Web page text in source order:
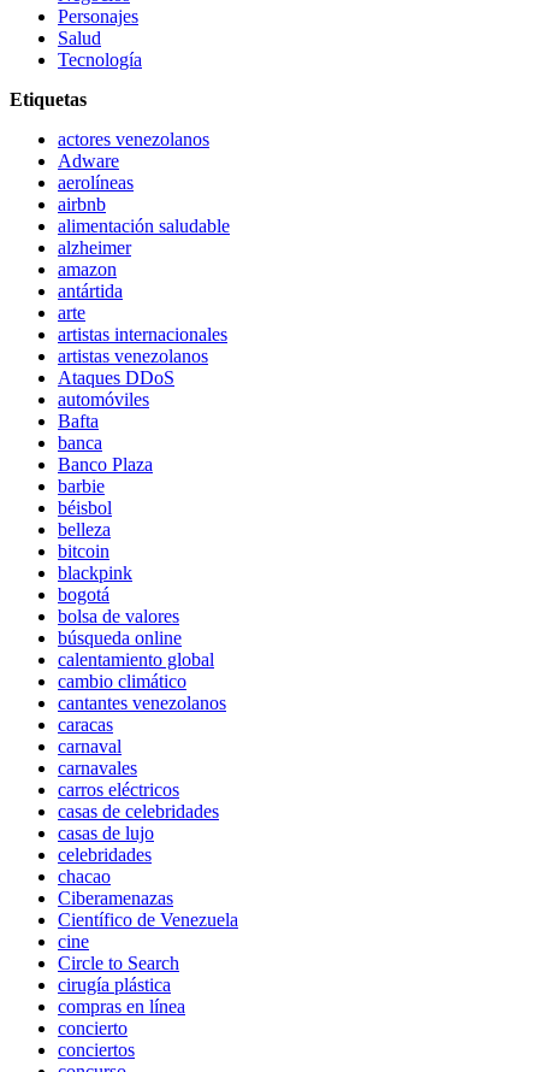
Personajes
Salud
Tecnología
Etiquetas
actores venezolanos
Adware
aerolíneas
airbnb
alimentación saludable
alzheimer
amazon
antártida
arte
artistas internacionales
artistas venezolanos
Ataques DDoS
automóviles
Bafta
banca
Banco Plaza
barbie
béisbol
belleza
bitcoin
blackpink
bogotá
bolsa de valores
búsqueda online
calentamiento global
cambio climático
cantantes venezolanos
caracas
carnaval
carnavales
carros eléctricos
casas de celebridades
casas de lujo
celebridades
chacao
Ciberamenazas
Científico de Venezuela
cine
Circle to Search
cirugía plástica
compras en línea
concierto
conciertos